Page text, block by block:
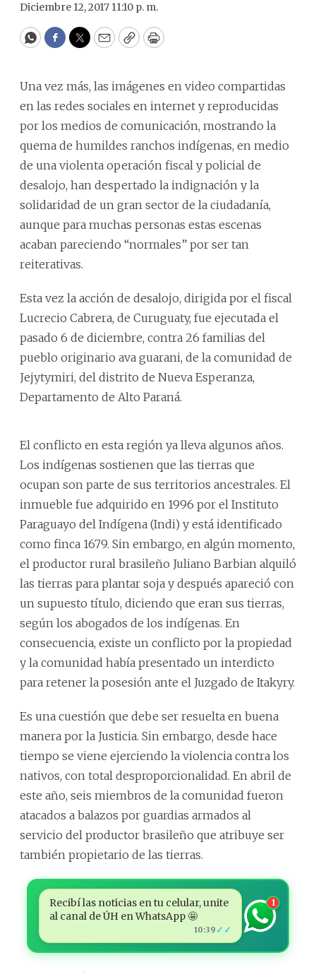
Diciembre 12, 2017 11:10 p. m.
WhatsApp
Facebook
Twitter
EmailCopyPrint
Una vez más, las imágenes en video compartidas
en las redes sociales en internet y reproducidas
por los medios de comunicación, mostrando la
quema de humildes ranchos indígenas, en medio
de una violenta operación fiscal y policial de
desalojo, han despertado la indignación y la
solidaridad de un gran sector de la ciudadanía,
aunque para muchas personas estas escenas
acaban pareciendo “normales” por ser tan
reiterativas.
Esta vez la acción de desalojo, dirigida por el fiscal
Lucrecio Cabrera, de Curuguaty, fue ejecutada el
pasado 6 de diciembre, contra 26 familias del
pueblo originario ava guarani, de la comunidad de
Jejytymiri, del distrito de Nueva Esperanza,
Departamento de Alto Paraná.
El conflicto en esta región ya lleva algunos años.
Los indígenas sostienen que las tierras que
ocupan son parte de sus territorios ancestrales. El
inmueble fue adquirido en 1996 por el Instituto
Paraguayo del Indígena (Indi) y está identificado
como finca 1679. Sin embargo, en algún momento,
el productor rural brasileño Juliano Barbian alquiló
las tierras para plantar soja y después apareció con
un supuesto título, diciendo que eran sus tierras,
según los abogados de los indígenas. En
consecuencia, existe un conflicto por la propiedad
y la comunidad había presentado un interdicto
para retener la posesión ante el Juzgado de Itakyry.
Es una cuestión que debe ser resuelta en buena
manera por la Justicia. Sin embargo, desde hace
tiempo se viene ejerciendo la violencia contra los
nativos, con total desproporcionalidad. En abril de
este año, seis miembros de la comunidad fueron
atacados a balazos por guardias armados al
servicio del productor brasileño que atribuye ser
también propietario de las tierras.
Recibí las noticias en tu celular, unite
al canal de ÚH en WhatsApp 🤩
10:39 ✓✓
1